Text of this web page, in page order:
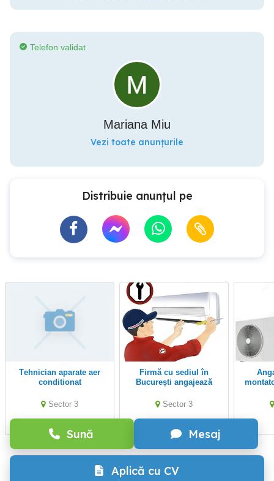
Sună Mesaj
Aplică cu CV
Telefon validat
Mariana Miu
Vezi toate anunțurile
Distribuie anunțul pe
Tehnician aparate aer
conditionat
Sector 3
Firmă cu sediul în
București angajează
condiționat
Sector 3
Angajam urgent: